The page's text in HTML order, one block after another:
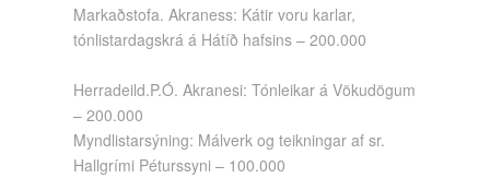
Markaðstofa. Akraness: Kátir voru karlar,
tónlistardagskrá á Hátíð hafsins – 200.000
Herradeild.P.Ó. Akranesi: Tónleikar á Vökudögum
– 200.000
Myndlistarsýning: Málverk og teikningar af sr.
Hallgrími Péturssyni – 100.000